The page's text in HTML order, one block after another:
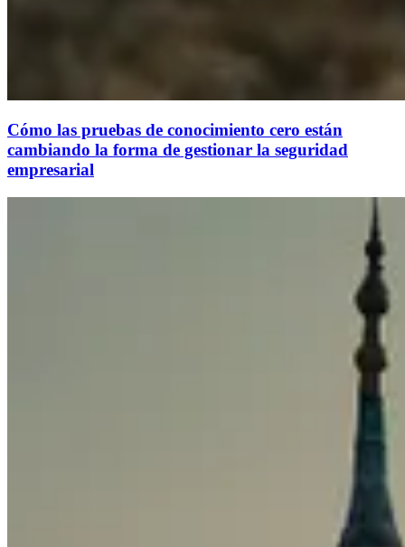
Cómo las pruebas de conocimiento cero están
cambiando la forma de gestionar la seguridad
empresarial